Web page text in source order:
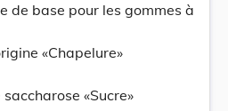
de base pour les gommes à
«Chapelure»
«Sucre»